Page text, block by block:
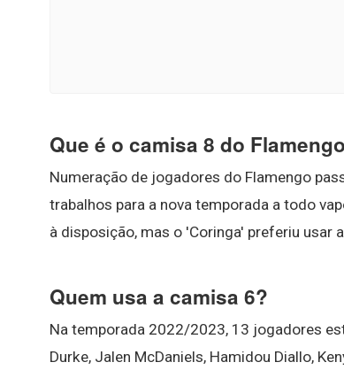
Que é o camisa 8 do
Numeração de jogadores do Flamengo
trabalhos para a nova temporada a todo
à disposição, mas o 'Coringa' preferiu usar
Quem usa a camisa 6?
Na temporada 2022/2023, 13 jogadores
Durke, Jalen McDaniels, Hamidou Diallo,